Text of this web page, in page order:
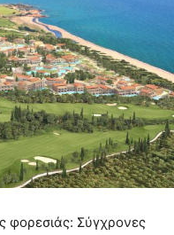
φορεσιάς: Σύγχρονες